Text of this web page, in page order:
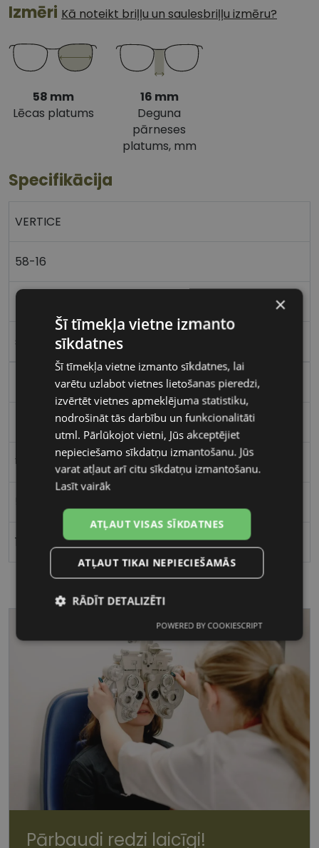
Izmēri Kā noteikt briļļu un saulesbriļļu izmēru?
58 mm
Lēcas platums
16 mm
Deguna
pārneses
platums, mm
Specifikācija
VERTICE
58-16
silver
Kvadrātveida
Vīriešiem
16
Pārbaudi redzi laicīgi!
×
Šī tīmekļa vietne izmanto
sīkdatnes
Šī tīmekļa vietne izmanto sīkdatnes, lai
varētu uzlabot vietnes lietošanas pieredzi,
izvērtēt vietnes apmeklējuma statistiku,
nodrošināt tās darbību un funkcionalitāti
utml. Pārlūkojot vietni, Jūs akceptējiet
nepieciešamo sīkdatņu izmantošanu. Jūs
varat atļaut arī citu sīkdatņu izmantošanu.
Lasīt vairāk
ATĻAUT VISAS SĪKDATNES
ATĻAUT TIKAI NEPIECIEŠAMĀS
RĀDĪT DETALIZĒTI
sīkdatnes
Statistikas
sīkdatnes
Mārketinga
sīkdatnes
Funkcionālās
sīkdatnes
Nepieciešamās sīkdatnes
Statistikas sīkdatnes
Mārketinga sīkdatnes
Funkcionālās sīkdatnes
POWERED BY COOKIESCRIPT